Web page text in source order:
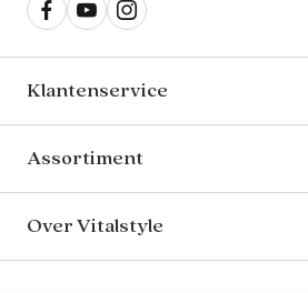
Klantenservice
Assortiment
Over Vitalstyle